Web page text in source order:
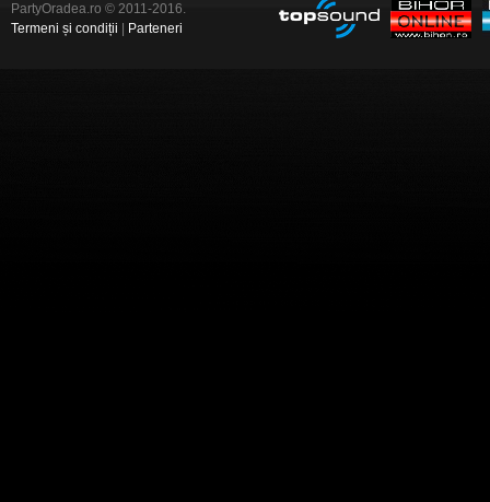
PartyOradea.ro © 2011-2016.
Termeni și condiții
Parteneri